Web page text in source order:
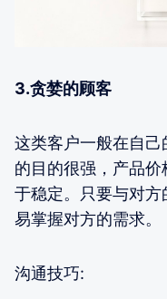
3.贪婪的顾客
这类客户一般在自
的目的很强，产品
于稳定。只要与对
易掌握对方的需求。
沟通技巧: